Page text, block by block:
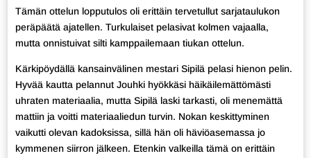
Tämän ottelun lopputulos oli erittäin tervetullut sarjataulukon
peräpäätä ajatellen. Turkulaiset pelasivat kolmen vajaalla,
mutta onnistuivat silti kamppailemaan tiukan ottelun.
Kärkipöydällä kansainvälinen mestari Sipilä pelasi hienon pelin.
Hyvää kautta pelannut Jouhki hyökkäsi häikäilemättömästi
uhraten materiaalia, mutta Sipilä laski tarkasti, oli menemättä
mattiin ja voitti materiaaliedun turvin. Nokan keskittyminen
vaikutti olevan kadoksissa, sillä hän oli häviöasemassa jo
kymmenen siirron jälkeen. Etenkin valkeilla tämä on erittäin